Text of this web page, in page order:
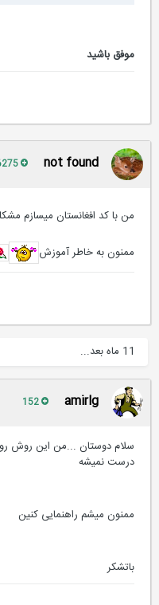
موفق باشید
not found
من با کد افغانستان میسازم
ممنون به خاطر آموزش
amirlg
سلام دوستان ...من این روش رو
درست نمیشه
ممنون میشم راهنمایی کنین
باتشکر